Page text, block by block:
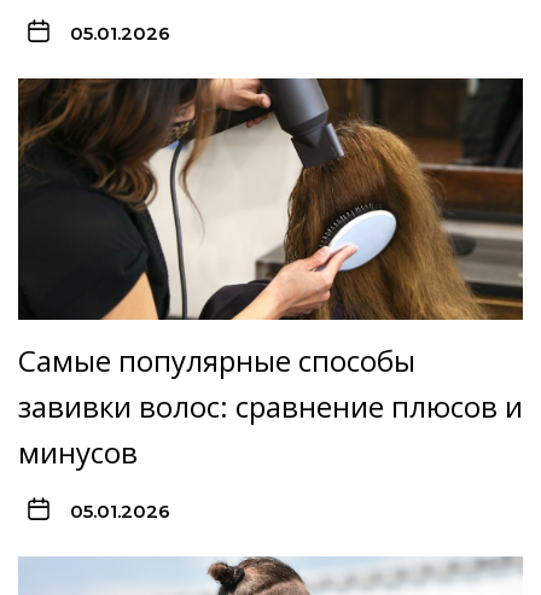
05.01.2026
Самые популярные способы
завивки волос: сравнение плюсов и
минусов
05.01.2026